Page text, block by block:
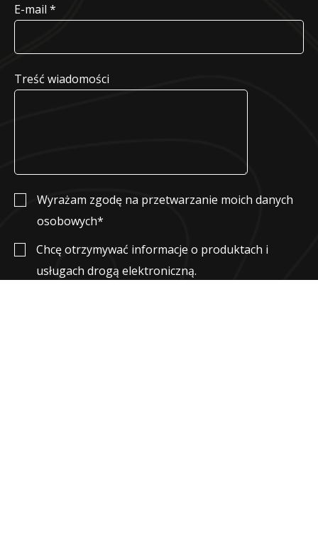
E-mail *
Treść wiadomości
Wyrażam zgodę na przetwarzanie moich danych
osobowych*
Chcę otrzymywać informacje o produktach i
usługach drogą elektroniczną.